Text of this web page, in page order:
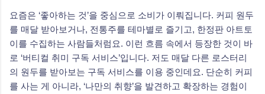
요즘은 ‘좋아하는 것’을 중심으로 소비가 이뤄집니다. 커피 원두
를 매달 받아보거나, 전통주를 테마별로 즐기고, 한정판 아트토
이를 수집하는 사람들처럼요. 이런 흐름 속에서 등장한 것이 바
로 ‘버티컬 취미 구독 서비스’입니다. 저도 매달 다른 로스터리
의 원두를 받아보는 구독 서비스를 이용 중인데요. 단순히 커피
를 사는 게 아니라, ‘나만의 취향’을 발견하고 확장하는 경험이